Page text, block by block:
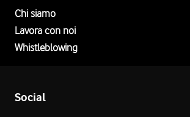
Chi siamo
Lavora con noi
Whistleblowing
Social